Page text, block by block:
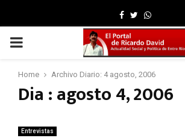
Facebook
TwitterWhatsapp
PRIMARY
MENU
Home Archivo Diario: 4 agosto, 2006
Dia : agosto 4, 2006
Entrevistas